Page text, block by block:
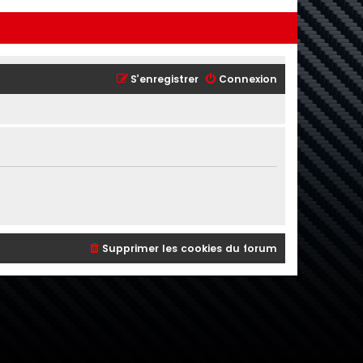
Connexion
S’enregistrer
Supprimer les cookies du forum